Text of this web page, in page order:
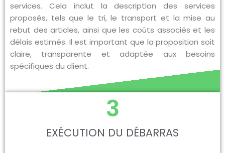
services. Cela inclut la description des services
proposés, tels que le tri, le transport et la mise au
rebut des articles, ainsi que les coûts associés et les
délais estimés. Il est important que la proposition soit
claire, transparente et adaptée aux besoins
spécifiques du client.
EXÉCUTION DU DÉBARRAS
3